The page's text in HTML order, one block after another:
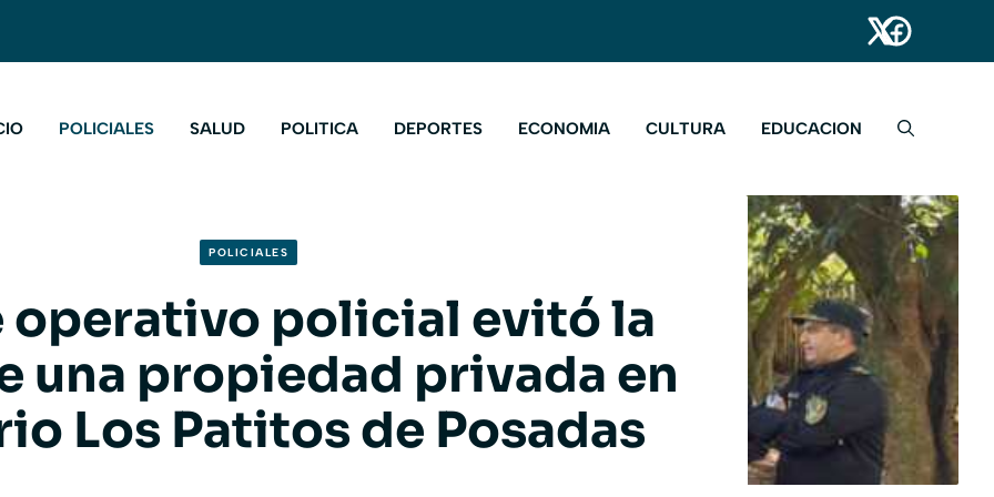
POLICIALES SALUD POLITICA DEPORTES ECONOMIA CULTURA EDUCACION
POLICIALES
operativo policial evitó la
una propiedad privada en
Los Patitos de Posadas